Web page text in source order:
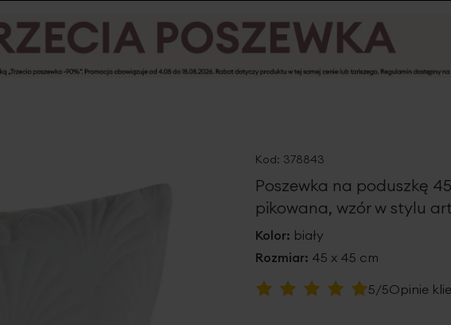
Kod: 378843
Poszewka na poduszkę
pikowana, wzór w stylu
Kolor: biały
Rozmiar: 45 x 45 cm
Ocena:
5/5Opinie